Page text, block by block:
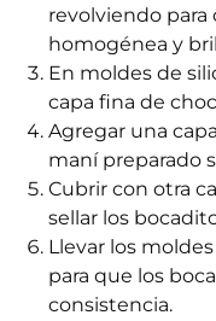
revolviendo
homogénea y
En moldes de
capa fina de
Agregar una
maní preparado
Cubrir con otra
sellar los
Llevar los
para que los
consistencia.